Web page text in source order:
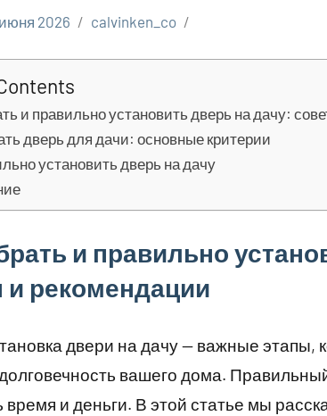
2026 calvinken_co
и правильно установить дверь на дачу:
дверь для дачи: основные критерии
установить дверь на дачу
и правильно
и рекомендации
двери на дачу — важные этапы,
вашего дома.
время и деньги. В этой статье мы